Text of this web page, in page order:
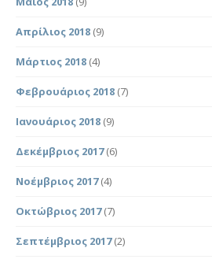
Απρίλιος 2018 (9)
Μάρτιος 2018 (4)
Φεβρουάριος 2018 (7)
Ιανουάριος 2018 (9)
Δεκέμβριος 2017(6)
Νοέμβριος 2017(4)
Οκτώβριος 2017(7)
Σεπτέμβριος 2017(2)